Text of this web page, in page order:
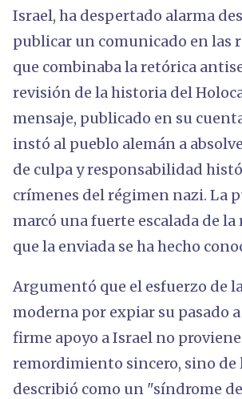
Israel, ha despertado alarma
publicar un comunicado en las
que combinaba la retórica
revisión de la historia del
mensaje, publicado en su
instó al pueblo alemán a
de culpa y responsabilidad
crímenes del régimen nazi. La
marcó una fuerte escalada de
que la enviada se ha hecho
Argumentó que el esfuerzo de
moderna por expiar su pasado
firme apoyo a Israel no
remordimiento sincero, sino de
describió como un "síndrome